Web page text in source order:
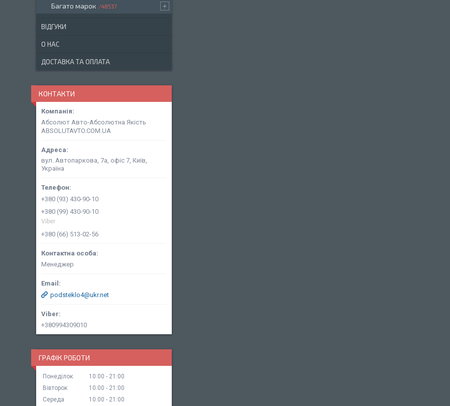
Багато марок 48537
ВІДГУКИ
О НАС
ДОСТАВКА ТА ОПЛАТА
КОНТАКТИ
Абсолют Авто-Абсолютна Якість
ABSOLUTAVTO.COM.UA
вул. Автопаркова, 7а, офіс 7, Київ,
Україна
+380 (93) 430-90-10
+380 (99) 430-90-10
Viber
+380 (66) 513-02-56
Менеджер
podsteklo4@ukr.net
+380994309010
ГРАФІК РОБОТИ
Понеділок 10:00
21:00
Вівторок
10:00
21:00
Середа
10:00 21:00